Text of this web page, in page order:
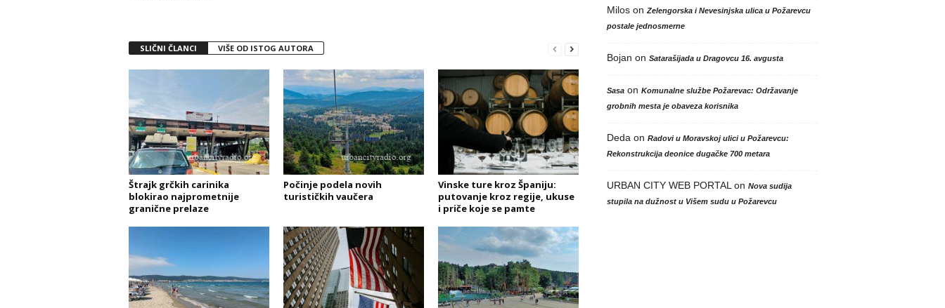
SLIČNI ČLANCI VIŠE OD ISTOG AUTORA
Štrajk grčkih carinika
blokirao najprometnije
granične prelaze
Počinje podela novih
turističkih vaučera
Vinske ture kroz Španiju:
putovanje kroz regije, ukuse
i priče koje se pamte
Miloson Zelengorska i Nevesinjska ulica u Požarevcu
postale jednosmerne
Bojan on Satarašijada u Dragovcu 16. avgusta
Sasaon Komunalne službe Požarevac: Održavanje
grobnih mesta je obaveza korisnika
Deda on Radovi u Moravskoj ulici u Požarevcu:
Rekonstrukcija deonice dugačke 700 metara
URBAN CITY WEB PORTAL on Nova sudija
stupila na dužnost u Višem sudu u Požarevcu